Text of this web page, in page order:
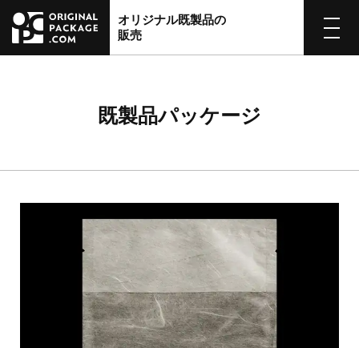
オリジナル既製品の
販売
既製品パッケージ